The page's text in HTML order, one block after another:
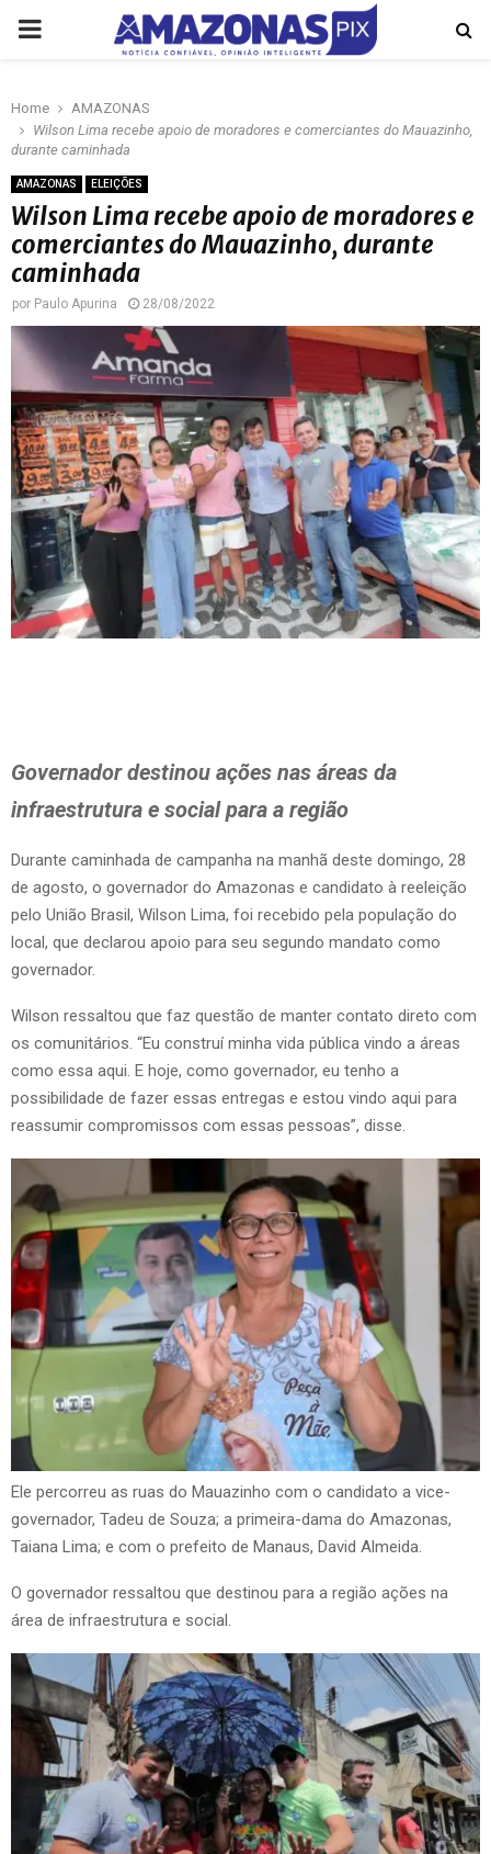
PRIMARY
Home
AMAZONAS
Wilson Lima recebe apoio de moradores e comerciantes do Mauazinho,
durante caminhada
AMAZONAS ELEIÇÕES
Wilson Lima recebe apoio de moradores e
comerciantes do Mauazinho, durante
caminhada
por Paulo Apurina 28/08/2022
Governador destinou ações nas áreas da
infraestrutura e social para a região
Durante caminhada de campanha na manhã deste domingo, 28
de agosto, o governador do Amazonas e candidato à reeleição
pelo União Brasil, Wilson Lima, foi recebido pela população do
local, que declarou apoio para seu segundo mandato como
governador.
Wilson ressaltou que faz questão de manter contato direto com
os comunitários. “Eu construí minha vida pública vindo a áreas
como essa aqui. E hoje, como governador, eu tenho a
possibilidade de fazer essas entregas e estou vindo aqui para
reassumir compromissos com essas pessoas”, disse.
Ele percorreu as ruas do Mauazinho com o candidato a vice-
governador, Tadeu de Souza; a primeira-dama do Amazonas,
Taiana Lima; e com o prefeito de Manaus, David Almeida.
O governador ressaltou que destinou para a região ações na
área de infraestrutura e social.